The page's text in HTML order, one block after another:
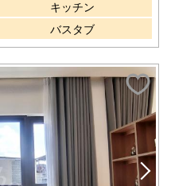
キッチン
バスタブ